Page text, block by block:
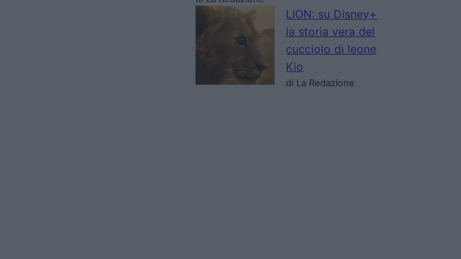
LION: su Disney+
la storia vera del
cucciolo di leone
Kio
di La Redazione